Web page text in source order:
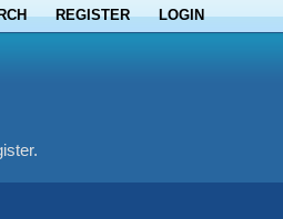
REGISTER LOGIN